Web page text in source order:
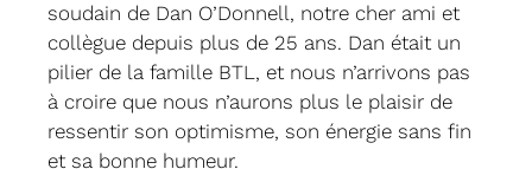
soudain de Dan O’Donnell, notre cher ami et
collègue depuis plus de 25 ans. Dan était un
pilier de la famille BTL, et nous n’arrivons pas
à croire que nous n’aurons plus le plaisir de
ressentir son optimisme, son énergie sans fin
et sa bonne humeur.